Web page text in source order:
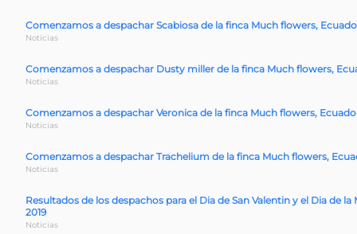
Comenzamos a despachar Scabiosa de la finca Much flowers,
Noticias
Comenzamos a despachar Dusty miller de la finca Much flowers,
Noticias
Comenzamos a despachar Veronica de la finca Much flowers,
Noticias
Comenzamos a despachar Trachelium de la finca Much flowers,
Noticias
Resultados de los despachos para el Dia de San Valentin y el Dia de la
2019
Noticias